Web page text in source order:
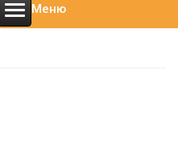
Меню